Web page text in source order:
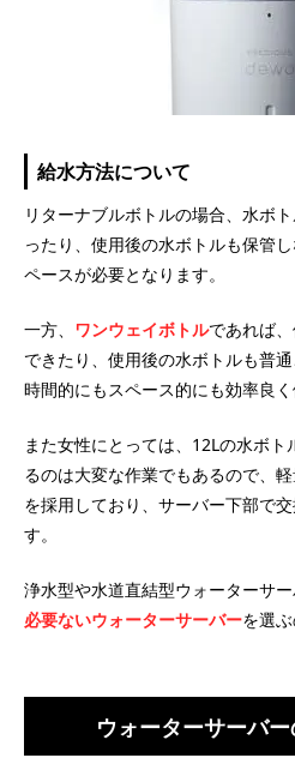
給水方法について
リターナブルボトルの場合、水ボ
ったり、使用後の水ボトルも保管
ペースが必要となります。
一方、 ワンウェイボトルであれば
できたり、使用後の水ボトルも普
時間的にもスペース的にも効率良く
また女性にとっては、12Lの水ボ
るのは大変な作業でもあるので、
を採用しており、サーバー下部で
す。
浄水型や水道直結型ウォーターサ
必要ないウォーターサーバーを選
ウォーターサーバ